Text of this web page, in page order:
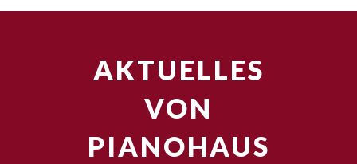
AKTUELLES
VON
PIANOHAUS